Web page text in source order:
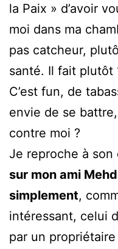
la Paix » d’avoir
moi dans ma
pas catcheur,
santé. Il fait plutôt
C’est fun, de
envie de se
contre moi ?
Je reproche à son
sur mon ami
simplement,
intéressant, celui
par un